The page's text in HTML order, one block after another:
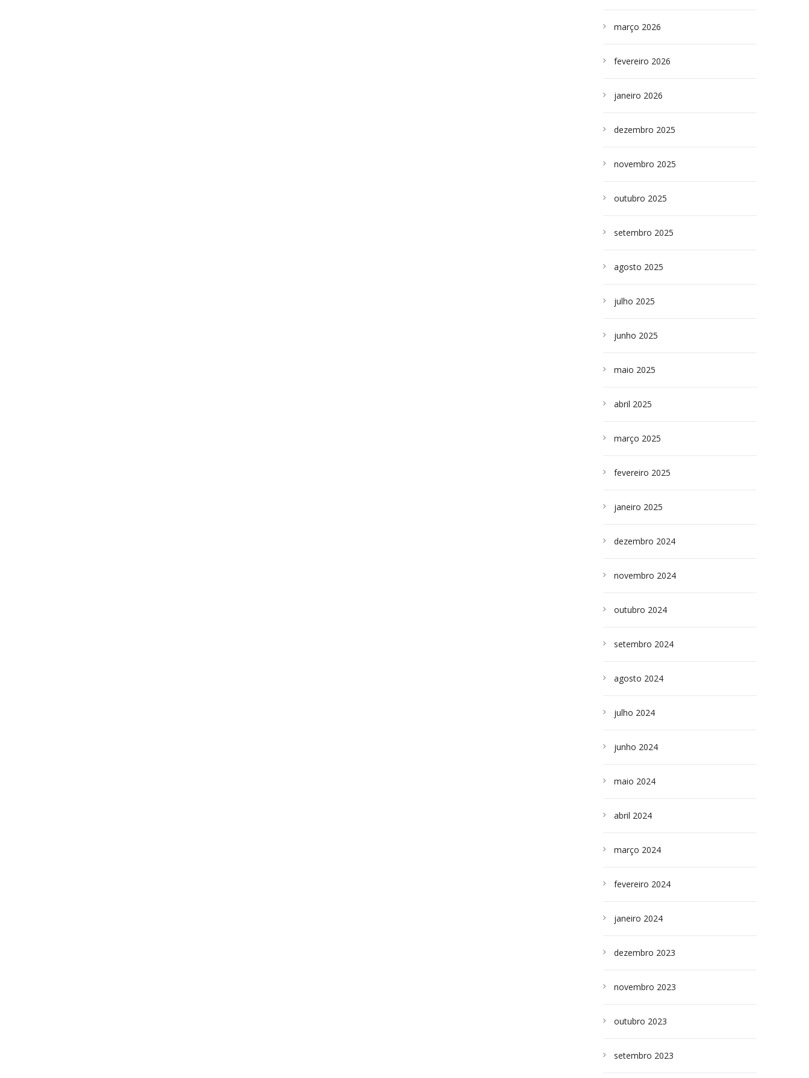
março 2026
fevereiro 2026
janeiro 2026
dezembro 2025
novembro 2025
outubro 2025
setembro 2025
agosto 2025
julho 2025
junho 2025
maio 2025
abril 2025
março 2025
fevereiro 2025
janeiro 2025
dezembro 2024
novembro 2024
outubro 2024
setembro 2024
agosto 2024
julho 2024
junho 2024
maio 2024
abril 2024
março 2024
fevereiro 2024
janeiro 2024
dezembro 2023
novembro 2023
outubro 2023
setembro 2023